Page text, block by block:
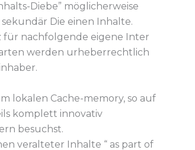
Diebe” möglicherweise
Die einen Inhalte.
für nachfolgende eigene Inter
werden urheberrechtlich
lokalen Cache-memory, so auf
komplett innovativ
besuchst.
veralteter Inhalte “ as part of